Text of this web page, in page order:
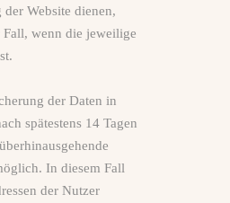
Website dienen,
Fall, wenn die jeweilige
der Daten in
spätestens 14 Tagen
In diesem Fall
der Nutzer